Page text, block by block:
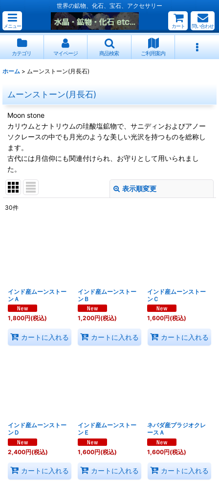
世界の鉱物、化石、宝石、アクセサリー
メニュー カート 問い合わせ
カテゴリ マイページ 商品検索 ご利用案内
ホーム > ムーンストーン(月長石)
ムーンストーン(月長石)
Moon stone
カリウムとナトリウムの珪酸塩鉱物で、サニディンおよびアノー
ソクレースの中でも月光のような美しい光沢を持つものを総称し
ます。
古代には月信仰にも関連付けられ、お守りとして用いられまし
た。
表示順変更
30件
インド産ムーンストー
ンＡ
1,800円(税込)
カートに入れる
インド産ムーンストー
ンＢ
1,200円(税込)
カートに入れる
インド産ムーンストー
ンＣ
1,600円(税込)
カートに入れる
インド産ムーンストー
ンＤ
2,400円(税込)
カートに入れる
インド産ムーンストー
ンＥ
1,600円(税込)
カートに入れる
ネバダ産プラジオクレ
ースＡ
1,600円(税込)
カートに入れる